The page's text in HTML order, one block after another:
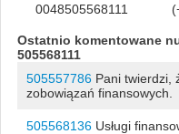
0048505568111
Ostatnio komentowane
505568111
505557786Pani twierdzi,
zobowiązań finansowych.
505568136Usługi